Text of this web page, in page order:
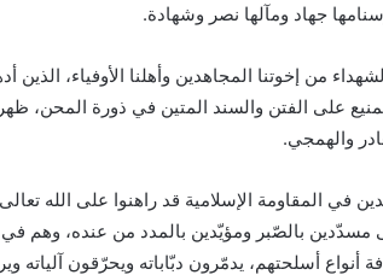
جهاد ومآلها نصر وشهادة.
من إخوتنا المجاهدين وأهلنا الأوفياء، الذين
على الفتن والسند المتين في ذورة المحن،
والهمجي.
في المقاومة الإسلامية قد راهنوا على الله
مسدّدين بالصّبر ومؤيّدين بالمدد من عنده، وهم
أنواع أسلحتهم، يدمّرون دبّاباته ويحرّقون